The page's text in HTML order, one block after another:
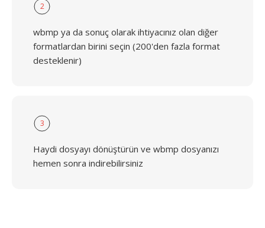
2
wbmp ya da sonuç olarak ihtiyacınız olan diğer
formatlardan birini seçin (200'den fazla format
desteklenir)
3
Haydi dosyayı dönüştürün ve wbmp dosyanızı
hemen sonra indirebilirsiniz